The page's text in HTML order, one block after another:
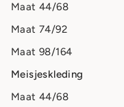
Maat 44/68
Maat 74/92
Maat 98/164
Meisjeskleding
Maat 44/68